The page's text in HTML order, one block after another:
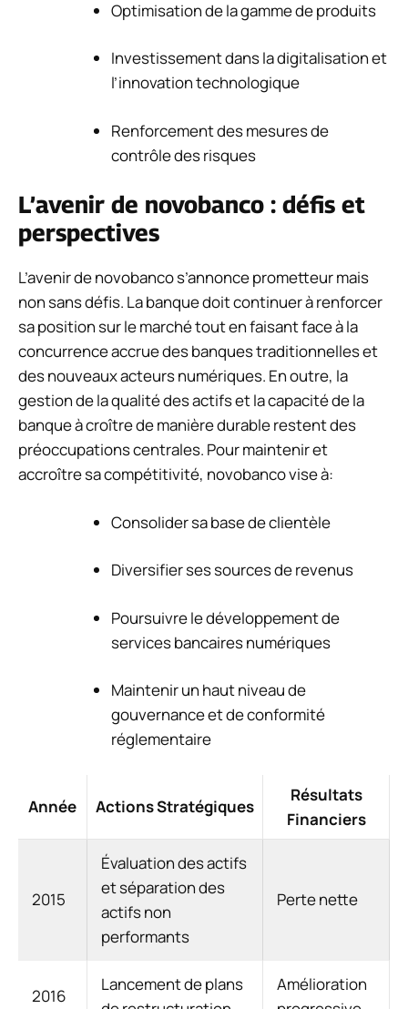
Optimisation de la gamme de produits
Investissement dans la digitalisation et
l’innovation technologique
Renforcement des mesures de
contrôle des risques
L’avenir de novobanco : défis et
perspectives
L’avenir de novobanco s’annonce prometteur mais
non sans défis. La banque doit continuer à renforcer
sa position sur le marché tout en faisant face à la
concurrence accrue des banques traditionnelles et
des nouveaux acteurs numériques. En outre, la
gestion de la qualité des actifs et la capacité de la
banque à croître de manière durable restent des
préoccupations centrales. Pour maintenir et
accroître sa compétitivité, novobanco vise à:
Consolider sa base de clientèle
Diversifier ses sources de revenus
Poursuivre le développement de
services bancaires numériques
Maintenir un haut niveau de
gouvernance et de conformité
réglementaire
Année Actions Stratégiques
Résultats
Financiers
2015
Évaluation des actifs
et séparation des
actifs non
performants
Perte nette
2016
Lancement de plans
Amélioration